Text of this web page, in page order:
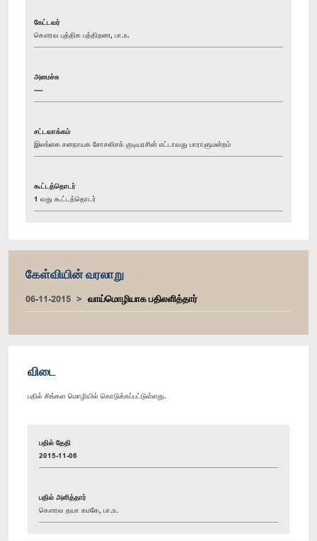
கேட்டவர்
கௌரவ புத்திக பத்திறண, பா.உ.
அமைச்சு
----
சட்டவாக்கம்
இலங்கை சனநாயக சோசலிசக் குடியரசின் எட்டாவது பாராளுமன்றம்
கூட்டத்தொடர்
1 வது கூட்டத்தொடர்
கேள்வியின் வரலாறு
06-11-2015 வாய்மொழியாக பதிலளித்தார்
விடை
பதில் சிங்கள மொழியில் கொடுக்கப்பட்டுள்ளது.
பதில் தேதி
2015-11-06
பதில் அளித்தார்
கௌரவ தயா கமகே, பா.உ.